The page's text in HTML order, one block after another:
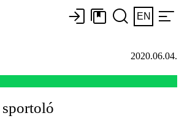
EN
2020.06.04.